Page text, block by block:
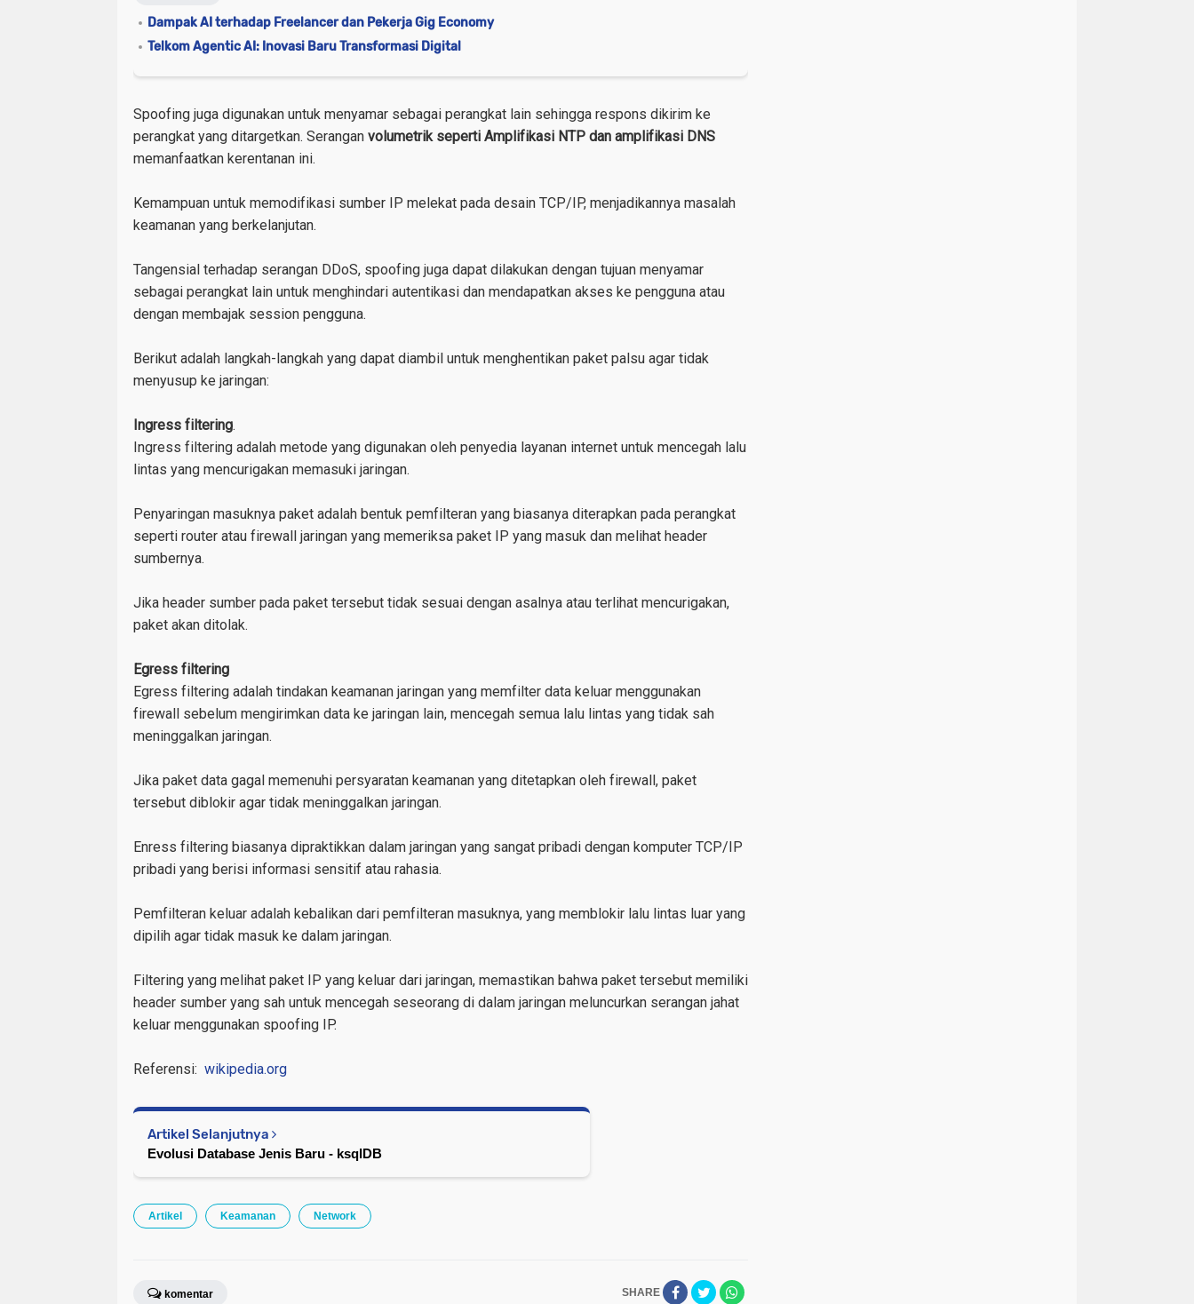
Dampak AI terhadap Freelancer dan Pekerja Gig Economy
Telkom Agentic AI: Inovasi Baru Transformasi Digital
Spoofing juga digunakan untuk menyamar sebagai perangkat lain sehingga respons dikirim ke
perangkat yang ditargetkan. Serangan volumetrik seperti Amplifikasi NTP dan amplifikasi DNS
memanfaatkan kerentanan ini.
Kemampuan untuk memodifikasi sumber IP melekat pada desain TCP/IP, menjadikannya masalah
keamanan yang berkelanjutan.
Tangensial terhadap serangan DDoS, spoofing juga dapat dilakukan dengan tujuan menyamar
sebagai perangkat lain untuk menghindari autentikasi dan mendapatkan akses ke pengguna atau
dengan membajak session pengguna.
Berikut adalah langkah-langkah yang dapat diambil untuk menghentikan paket palsu agar tidak
menyusup ke jaringan:
Ingress filtering.
Ingress filtering adalah metode yang digunakan oleh penyedia layanan internet untuk mencegah lalu
lintas yang mencurigakan memasuki jaringan.
Penyaringan masuknya paket adalah bentuk pemfilteran yang biasanya diterapkan pada perangkat
seperti router atau firewall jaringan yang memeriksa paket IP yang masuk dan melihat header
sumbernya.
Jika header sumber pada paket tersebut tidak sesuai dengan asalnya atau terlihat mencurigakan,
paket akan ditolak.
Egress filtering
Egress filtering adalah tindakan keamanan jaringan yang memfilter data keluar menggunakan
firewall sebelum mengirimkan data ke jaringan lain, mencegah semua lalu lintas yang tidak sah
meninggalkan jaringan.
Jika paket data gagal memenuhi persyaratan keamanan yang ditetapkan oleh firewall, paket
tersebut diblokir agar tidak meninggalkan jaringan.
Enress filtering biasanya dipraktikkan dalam jaringan yang sangat pribadi dengan komputer TCP/IP
pribadi yang berisi informasi sensitif atau rahasia.
Pemfilteran keluar adalah kebalikan dari pemfilteran masuknya, yang memblokir lalu lintas luar yang
dipilih agar tidak masuk ke dalam jaringan.
Filtering yang melihat paket IP yang keluar dari jaringan, memastikan bahwa paket tersebut memiliki
header sumber yang sah untuk mencegah seseorang di dalam jaringan meluncurkan serangan jahat
keluar menggunakan spoofing IP.
Referensi: wikipedia.org
Artikel Selanjutnya
Evolusi Database Jenis Baru - ksqlDB
Artikel Keamanan Network
SHARE
komentar